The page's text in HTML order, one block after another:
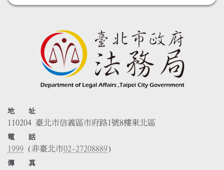
地 址
110204 臺北市信義區市府路1號8樓東北區
電 話
1999 (非臺北市02-27208889)
傳 真